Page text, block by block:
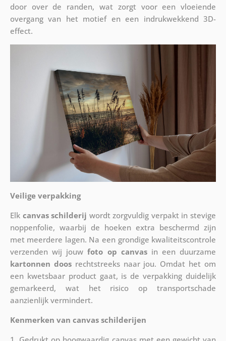
door over de randen, wat zorgt voor een vloeiende
overgang van het motief en een indrukwekkend 3D-
effect.
Veilige verpakking
Elk canvas schilderij wordt zorgvuldig verpakt in stevige
noppenfolie, waarbij de hoeken extra beschermd zijn
met meerdere lagen. Na een grondige kwaliteitscontrole
verzenden wij jouwfoto op canvasin een duurzame
kartonnen doosrechtstreeks naar jou. Omdat het om
een kwetsbaar product gaat, is de verpakking duidelijk
gemarkeerd, wat het risico op transportschade
aanzienlijk vermindert.
Kenmerken van canvas schilderijen